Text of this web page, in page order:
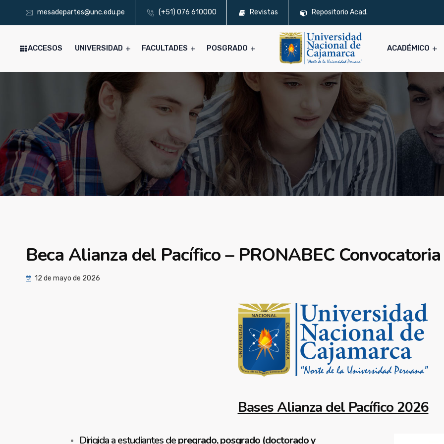
mesadepartes@unc.edu.pe (+51) 076 610000 Revistas Repositorio Acad.
ACCESOS UNIVERSIDAD FACULTADES POSGRADO ACADÉMICO
Beca Alianza del Pacífico – PRONABEC
12 de mayo de 2026
Bases Alianza del Pacífico 2026
Dirigida a estudiantes depregrado, posgrado (doctorado y